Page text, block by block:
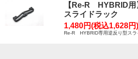
【Re-R HYBRID
スライドラック
1,480円(税込1,628円)
Re-R HYBRID専用逆反り型スラ